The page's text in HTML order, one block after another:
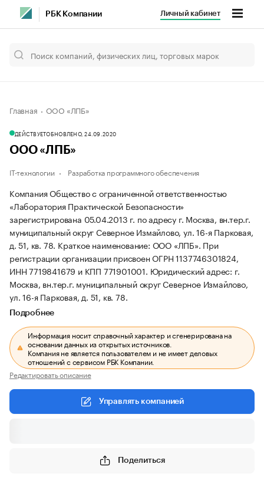
РБК Компании Личный кабинет
Главная ООО «ЛПБ»
ДЕЙСТВУЕТОБНОВЛЕНО, 24.09.2020
ООО «ЛПБ»
IT-технологии Разработка программного обеспечения
Компания Общество с ограниченной ответственностью
«Лаборатория Практической Безопасности»
зарегистрирована 05.04.2013 г. по адресу г. Москва, вн.тер.г.
муниципальный округ Северное Измайлово, ул. 16-я Парковая,
д. 51, кв. 78. Краткое наименование: ООО «ЛПБ». При
регистрации организации присвоен ОГРН 1137746301824,
ИНН 7719841679 и КПП 771901001. Юридический адрес: г.
Москва, вн.тер.г. муниципальный округ Северное Измайлово,
ул. 16-я Парковая, д. 51, кв. 78.
Подробнее
Информация носит справочный характер и сгенерирована на
основании данных из открытых источников.
Компания не является пользователем и не имеет деловых
отношений с сервисом РБК Компании.
Редактировать описание
Управлять компанией
Поделиться